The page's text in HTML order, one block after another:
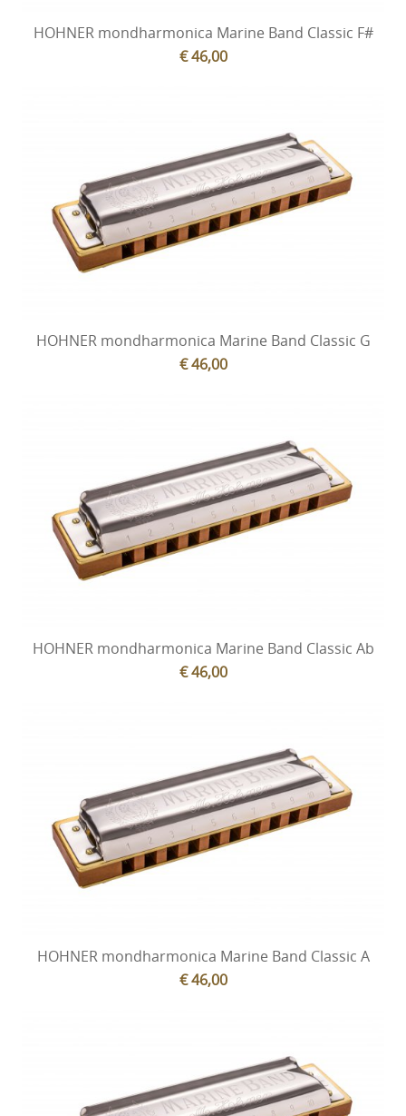
HOHNER mondharmonica Marine Band Classic F#
€ 46,00
HOHNER mondharmonica Marine Band Classic G
€ 46,00
HOHNER mondharmonica Marine Band Classic Ab
€ 46,00
HOHNER mondharmonica Marine Band Classic A
€ 46,00